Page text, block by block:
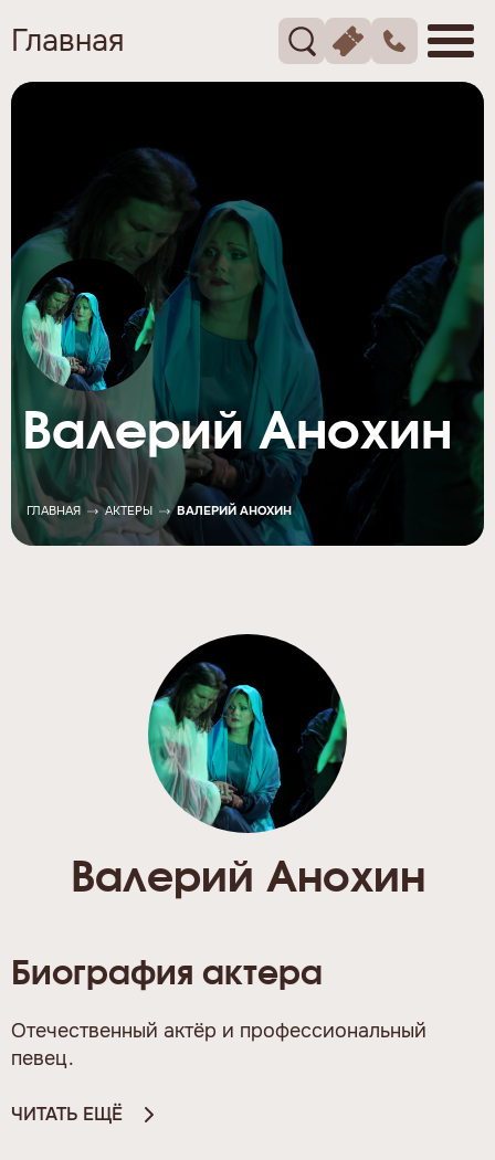
Главная
Валерий Анохин
ГЛАВНАЯ АКТЕРЫ ВАЛЕРИЙ АНОХИН
Валерий Анохин
Биография актера
Отечественный актёр и профессиональный
певец.
ЧИТАТЬ ЕЩЁ